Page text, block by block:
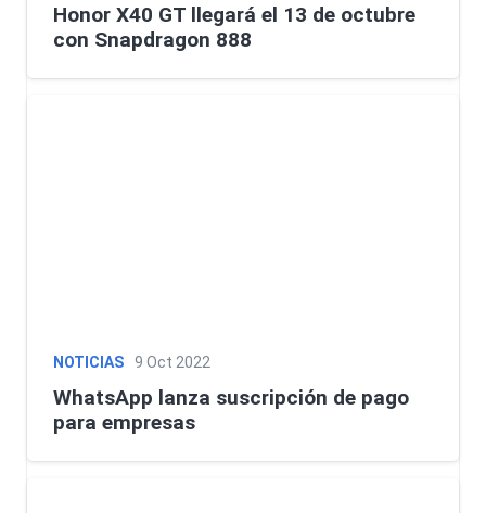
Honor X40 GT llegará el 13 de octubre
con Snapdragon 888
NOTICIAS 9 Oct 2022
WhatsApp lanza suscripción de pago
para empresas